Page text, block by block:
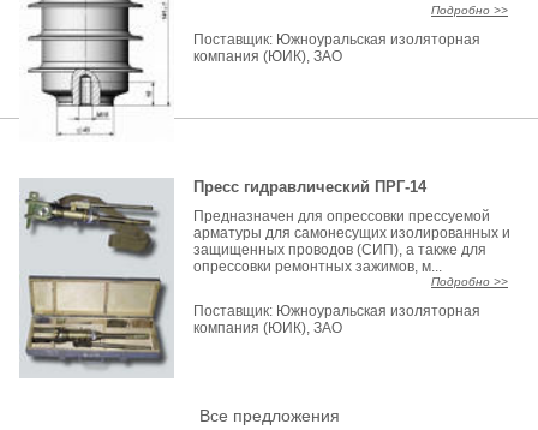
Подробно >>
Поставщик: Южноуральская изоляторная
компания (ЮИК), ЗАО
Пресс гидравлический ПРГ-14
Предназначен для опрессовки прессуемой
арматуры для самонесущих изолированных и
защищенных проводов (СИП), а также для
опрессовки ремонтных зажимов, м...
Подробно >>
Поставщик: Южноуральская изоляторная
компания (ЮИК), ЗАО
Все предложения